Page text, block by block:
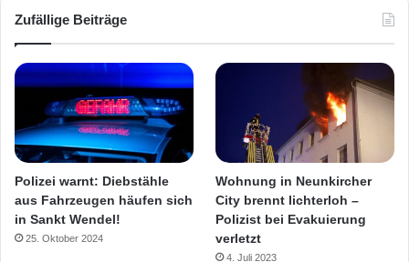
Zufällige Beiträge
Polizei warnt: Diebstähle
aus Fahrzeugen häufen sich
in Sankt Wendel!
25. Oktober 2024
Wohnung in Neunkircher
City brennt lichterloh –
Polizist bei Evakuierung
verletzt
4. Juli 2023